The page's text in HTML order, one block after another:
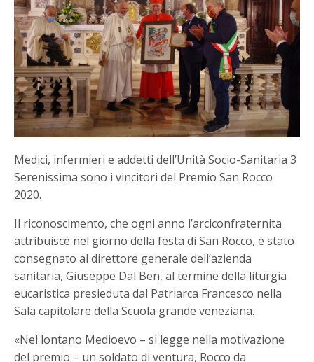
Medici, infermieri e addetti dell’Unità Socio-Sanitaria 3
Serenissima sono i vincitori del Premio San Rocco
2020.
Il riconoscimento, che ogni anno l’arciconfraternita
attribuisce nel giorno della festa di San Rocco, è stato
consegnato al direttore generale dell’azienda
sanitaria, Giuseppe Dal Ben, al termine della liturgia
eucaristica presieduta dal Patriarca Francesco nella
Sala capitolare della Scuola grande veneziana.
«Nel lontano Medioevo – si legge nella motivazione
del premio – un soldato di ventura, Rocco da